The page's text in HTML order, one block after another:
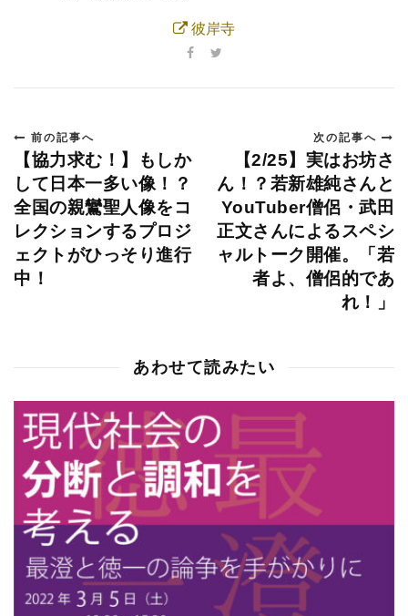
彼岸寺
前の記事へ
【協力求む！】もしか
して日本一多い像！？
全国の親鸞聖人像をコ
レクションするプロジ
ェクトがひっそり進行
中！
次の記事へ
【2/25】実はお坊さ
ん！？若新雄純さんと
YouTuber僧侶・武田
正文さんによるスペシ
ャルトーク開催。「若
者よ、僧侶的であ
れ！」
あわせて読みたい